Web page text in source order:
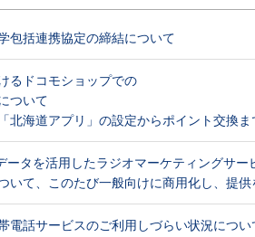
包括連携協定の締結について
るドコモショップでの
ついて
北海道アプリ」の設定からポイント交換ま
タを活用したラジオマーケティングサー
いて、このたび一般向けに商用化し、提供
電話サービスのご利用しづらい状況につ